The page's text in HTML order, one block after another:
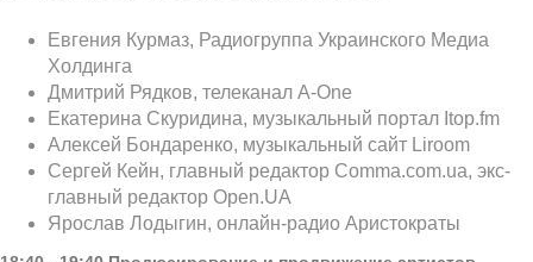
Евгения Курмаз, Радиогруппа Украинского Медиа
Холдинга
Дмитрий Рядков, телеканал А-One
Екатерина Скуридина, музыкальный портал Itop.fm
Алексей Бондаренко, музыкальный сайт Liroom
Сергей Кейн, главный редактор Comma.com.ua, экс-
главный редактор Open.UA
Ярослав Лодыгин, онлайн-радио Аристократы